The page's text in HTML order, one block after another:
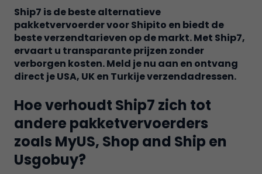
Ship7 is de beste alternatieve
pakketvervoerder voor Shipito en biedt de
beste verzendtarieven op de markt. Met Ship7,
ervaart u transparante prijzen zonder
verborgen kosten. Meld je nu aan en ontvang
direct je USA, UK en Turkije verzendadressen.
Hoe verhoudt Ship7 zich tot
andere pakketvervoerders
zoals MyUS, Shop and Ship en
Usgobuy?